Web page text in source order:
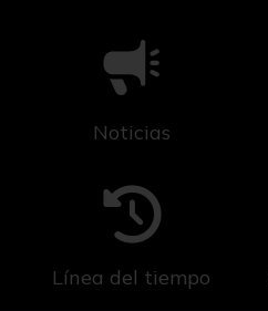
Noticias
Línea del tiempo